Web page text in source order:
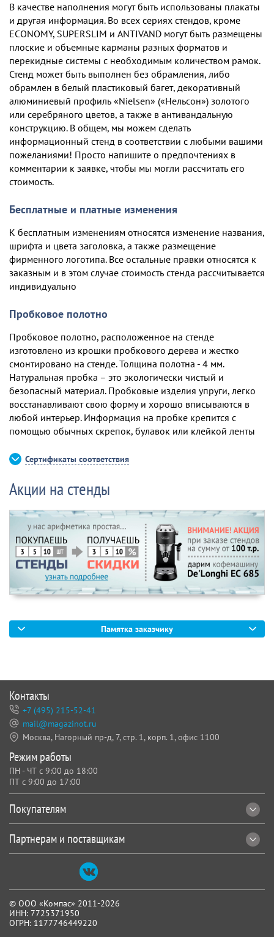
В качестве наполнения могут быть использованы плакаты
и другая информация. Во всех сериях стендов, кроме
ECONOMY, SUPERSLIM и ANTIVAND могут быть размещены
плоские и объемные карманы разных форматов и
перекидные системы с необходимым количеством рамок.
Стенд может быть выполнен без обрамления, либо
обрамлен в белый пластиковый багет, декоративный
алюминиевый профиль «Nielsen» («Нельсон») золотого
или серебряного цветов, а также в антивандальную
конструкцию. В общем, мы можем сделать
информационный стенд в соответствии с любыми вашими
пожеланиями! Просто напишите о предпочтениях в
комментарии к заявке, чтобы мы могли рассчитать его
стоимость.
Бесплатные и платные изменения
К бесплатным изменениям относятся изменение названия,
шрифта и цвета заголовка, а также размещение
фирменного логотипа. Все остальные правки относятся к
заказным и в этом случае стоимость стенда рассчитывается
индивидуально
Пробковое полотно
Пробковое полотно, расположенное на стенде
изготовлено из крошки пробкового дерева и жестко
смонтировано на стенде. Толщина полотна - 4 мм.
Натуральная пробка – это экологически чистый и
безопасный материал. Пробковые изделия упруги, легко
восстанавливают свою форму и хорошо вписываются в
любой интерьер. Информация на пробке крепится с
помощью обычных скрепок, булавок или клейкой ленты
Сертификаты соответствия
Акции на стенды
Памятка заказчику
© ООО «Компас» 2011-2026
ИНН: 7725371950
ОГРН: 1177746449220
Покупателям
Партнерам и поставщикам
Контакты
+7 (495) 215-52-41
mail@magazinot.ru
Москва, Нагорный пр-д, 7, стр. 1, корп. 1, офис 1100
Режим работы
ПН - ЧТ с 9:00 до 18:00
ПТ с 9:00 до 17:00